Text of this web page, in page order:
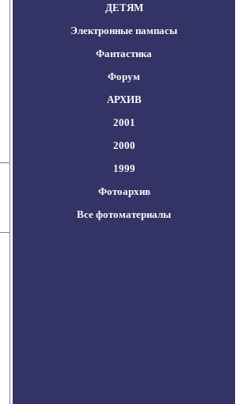
ДЕТЯМ
Электронные пампасы
Фантастика
Форум
АРХИВ
2001
2000
1999
Фотоархив
Все фотоматериалы